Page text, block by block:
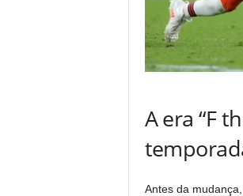
A era “F
Antes da